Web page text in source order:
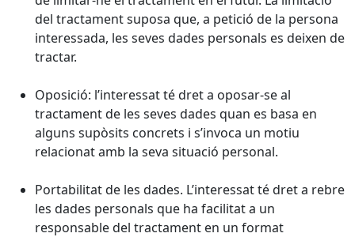
del tractament suposa que, a petició de la persona
interessada, les seves dades personals es deixen de
tractar.
Oposició: l’interessat té dret a oposar-se al
tractament de les seves dades quan es basa en
alguns supòsits concrets i s’invoca un motiu
relacionat amb la seva situació personal.
Portabilitat de les dades. L’interessat té dret a rebre
les dades personals que ha facilitat a un
responsable del tractament en un format